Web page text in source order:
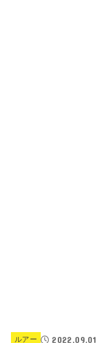
ルアー 2022.09.01